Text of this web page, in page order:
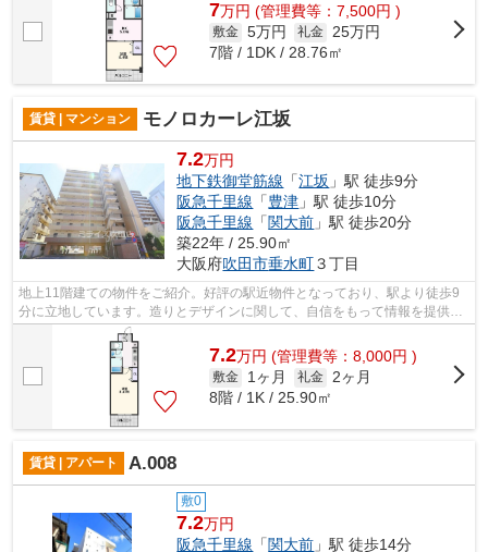
7万円 (管理費等：7,500円 )
敷金 5万円 礼金 25万円
7階 / 1DK / 28.76㎡
賃貸 | マンション モノロカーレ江坂
7.2万円
地下鉄御堂筋線 「江坂 」駅 徒歩9分
阪急千里線 「豊津 」駅 徒歩10分
阪急千里線 「関大前 」駅 徒歩20分
築22年 / 25.90㎡
大阪府吹田市垂水町３丁目
地上11階建ての物件をご紹介。好評の駅近物件となっており、駅より徒歩9
分に立地しています。造りとデザインに関して、自信をもって情報を提供で
きるマンションです。共用部には敷地内...
7.2万円 (管理費等：8,000円 )
敷金 1ヶ月 礼金
2ヶ月
8階 / 1K / 25.90㎡
賃貸 | アパート A.008
敷0
7.2万円
阪急千里線 「関大前 」駅 徒歩14分